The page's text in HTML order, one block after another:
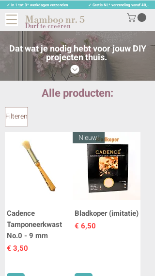
✓ In 1 tot 3* werkdagen verzonden ✓ Gratis NL* verzending vanaf 40,-
Mamboo nr. 5
Durf te creëren
Dat wat je nodig hebt voor jouw DIY
projecten thuis.
Alle producten:
Filteren
Cadence
Tamponeerkwast
No.0 - 9 mm
Prijs
€ 3,50
Nieuw!
Bladkoper (imitatie)
Prijs
€ 6,50